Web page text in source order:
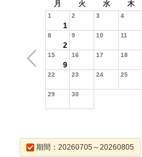
月 火 水 木
1
1
2 3 4
8
2
9 10 11
15
9
16 17 18
22 23 24 25
29 30
期間：20260705～20260805